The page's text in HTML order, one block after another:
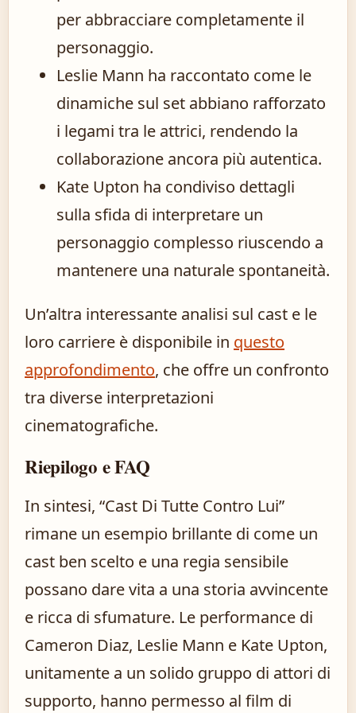
per abbracciare completamente il
personaggio.
Leslie Mann ha raccontato come le
dinamiche sul set abbiano rafforzato
i legami tra le attrici, rendendo la
collaborazione ancora più autentica.
Kate Upton ha condiviso dettagli
sulla sfida di interpretare un
personaggio complesso riuscendo a
mantenere una naturale spontaneità.
Un’altra interessante analisi sul cast e le
loro carriere è disponibile in questo
approfondimento, che offre un confronto
tra diverse interpretazioni
cinematografiche.
Riepilogo e FAQ
In sintesi, “Cast Di Tutte Contro Lui”
rimane un esempio brillante di come un
cast ben scelto e una regia sensibile
possano dare vita a una storia avvincente
e ricca di sfumature. Le performance di
Cameron Diaz, Leslie Mann e Kate Upton,
unitamente a un solido gruppo di attori di
supporto, hanno permesso al film di